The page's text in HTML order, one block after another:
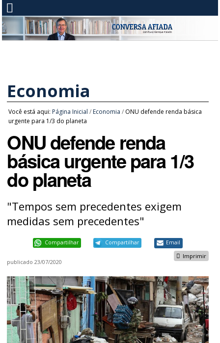
Economia
Você está aqui: Página Inicial / Economia / ONU defende renda básica
urgente para 1/3 do planeta
ONU defende renda
básica urgente para 1/3
do planeta
"Tempos sem precedentes exigem
medidas sem precedentes"
Compartilhar Compartilhar Email
Imprimir
publicado 23/07/2020